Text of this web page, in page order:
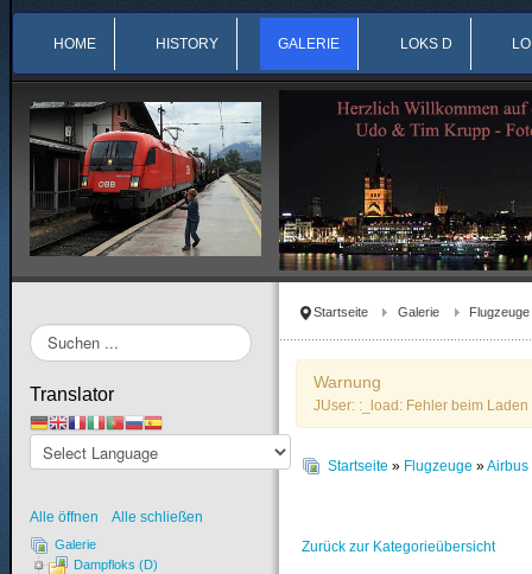
HOME HISTORY GALERIE LOKS D
Startseite Galerie Flugzeuge
Warnung
JUser: :_load: Fehler beim
Startseite » Flugzeuge »Airbus
Zurück zur Kategorieübersicht
Suchen
...
Translator
Alle öffnen Alle schließen
Galerie
Dampfloks (D)